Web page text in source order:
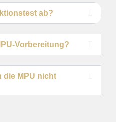
ab?
Vorbereitung?
die MPU nicht